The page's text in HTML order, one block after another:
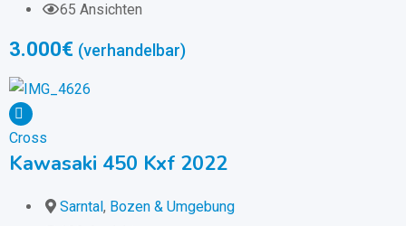
65 Ansichten
3.000€ (verhandelbar)
Cross
Kawasaki 450 Kxf 2022
Sarntal, Bozen & Umgebung